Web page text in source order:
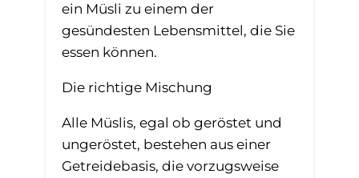
ein Müsli zu einem der
gesündesten Lebensmittel, die Sie
essen können.
Die richtige Mischung
Alle Müslis, egal ob geröstet und
ungeröstet, bestehen aus einer
Getreidebasis, die vorzugsweise